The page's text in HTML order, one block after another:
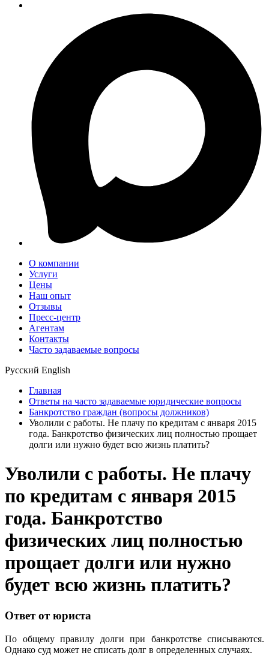
О компании
Услуги
Цены
Наш опыт
Отзывы
Пресс-центр
Агентам
Контакты
Часто задаваемые вопросы
Русский English
Главная
Ответы на часто задаваемые юридические вопросы
Банкротство граждан (вопросы должников)
Уволили с работы. Не плачу по кредитам с января 2015
года. Банкротство физических лиц полностью прощает
долги или нужно будет всю жизнь платить?
Уволили с работы. Не плачу
по кредитам с января 2015
года. Банкротство
физических лиц полностью
прощает долги или нужно
будет всю жизнь платить?
Ответ от юриста
По общему правилу долги при банкротстве списываются.
Однако суд может не списать долг в определенных случаях.